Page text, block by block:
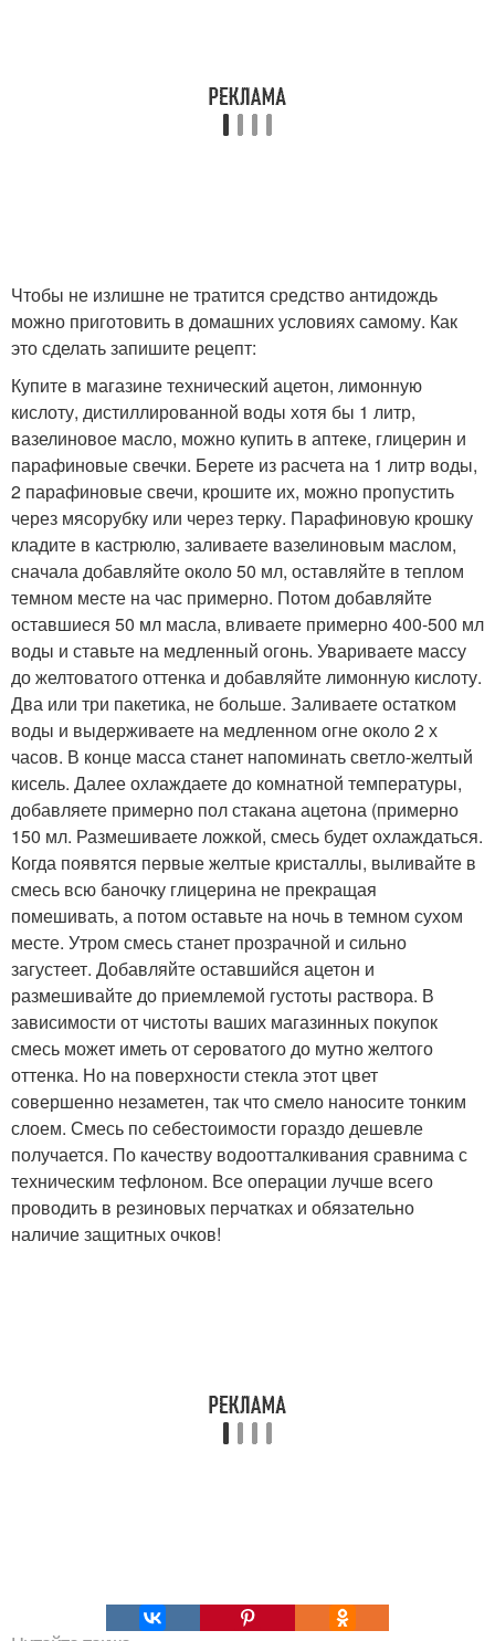
Чтобы не излишне не тратится средство антидождь
можно приготовить в домашних условиях самому. Как
это сделать запишите рецепт:
Купите в магазине технический ацетон, лимонную
кислоту, дистиллированной воды хотя бы 1 литр,
вазелиновое масло, можно купить в аптеке, глицерин и
парафиновые свечки. Берете из расчета на 1 литр воды,
2 парафиновые свечи, крошите их, можно пропустить
через мясорубку или через терку. Парафиновую крошку
кладите в кастрюлю, заливаете вазелиновым маслом,
сначала добавляйте около 50 мл, оставляйте в теплом
темном месте на час примерно. Потом добавляйте
оставшиеся 50 мл масла, вливаете примерно 400-500 мл
воды и ставьте на медленный огонь. Увариваете массу
до желтоватого оттенка и добавляйте лимонную кислоту.
Два или три пакетика, не больше. Заливаете остатком
воды и выдерживаете на медленном огне около 2 х
часов. В конце масса станет напоминать светло-желтый
кисель. Далее охлаждаете до комнатной температуры,
добавляете примерно пол стакана ацетона (примерно
150 мл. Размешиваете ложкой, смесь будет охлаждаться.
Когда появятся первые желтые кристаллы, выливайте в
смесь всю баночку глицерина не прекращая
помешивать, а потом оставьте на ночь в темном сухом
месте. Утром смесь станет прозрачной и сильно
загустеет. Добавляйте оставшийся ацетон и
размешивайте до приемлемой густоты раствора. В
зависимости от чистоты ваших магазинных покупок
смесь может иметь от сероватого до мутно желтого
оттенка. Но на поверхности стекла этот цвет
совершенно незаметен, так что смело наносите тонким
слоем. Смесь по себестоимости гораздо дешевле
получается. По качеству водоотталкивания сравнима с
техническим тефлоном. Все операции лучше всего
проводить в резиновых перчатках и обязательно
наличие защитных очков!